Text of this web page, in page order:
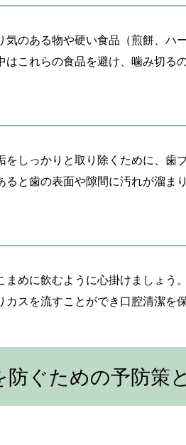
気のある物や硬い食品（煎餅、
これらの食品を避け、噛み切る
しっかりと取り除くために、歯
と歯の表面や隙間に汚れが溜ま
めに飲むように心掛けましょう。
スを流すことができ口腔清潔を
ぐための予防策